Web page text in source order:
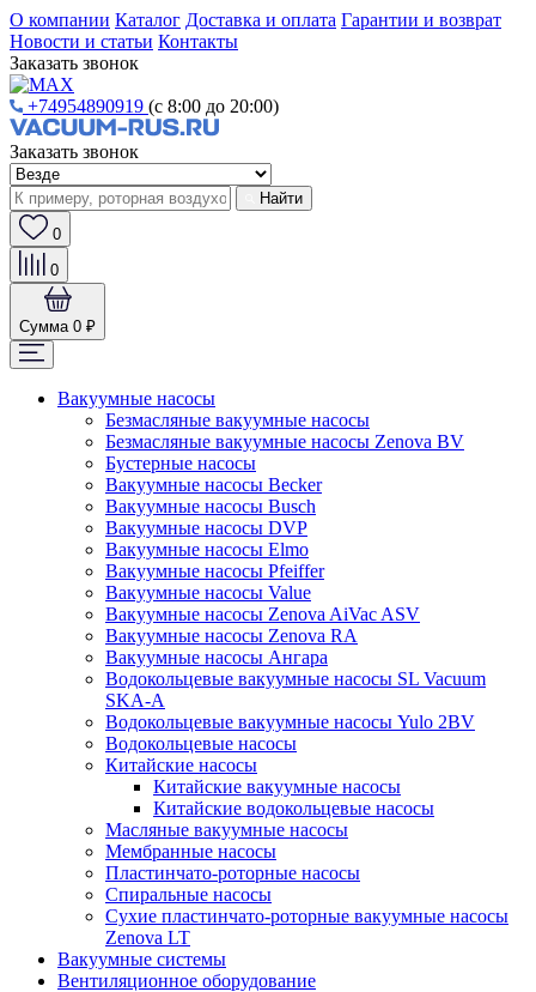
О компании Каталог Доставка и оплата Гарантии и возврат
Новости и статьи Контакты
Заказать звонок
+74954890919 (с 8:00 до 20:00)
Заказать звонок
Найти
0
0
Сумма 0 ₽
Вакуумные насосы
Безмасляные вакуумные насосы
Безмасляные вакуумные насосы Zenova BV
Бустерные насосы
Вакуумные насосы Becker
Вакуумные насосы Busch
Вакуумные насосы DVP
Вакуумные насосы Elmo
Вакуумные насосы Pfeiffer
Вакуумные насосы Value
Вакуумные насосы Zenova AiVac ASV
Вакуумные насосы Zenova RA
Вакуумные насосы Ангара
Водокольцевые вакуумные насосы SL Vacuum
SKA-A
Водокольцевые вакуумные насосы Yulo 2BV
Водокольцевые насосы
Китайские насосы
Китайские вакуумные насосы
Китайские водокольцевые насосы
Масляные вакуумные насосы
Мембранные насосы
Пластинчато-роторные насосы
Спиральные насосы
Сухие пластинчато-роторные вакуумные насосы
Zenova LT
Вакуумные системы
Вентиляционное оборудование